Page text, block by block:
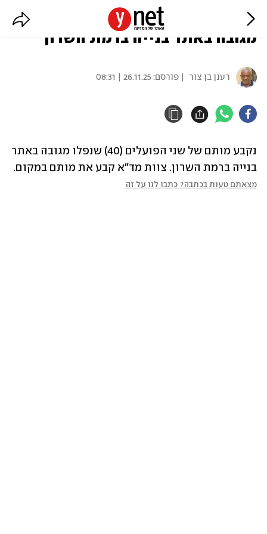
נקבע מותם של שני הפועלים שנפלו
מגובה באתר בנייה ברמת השרון
רענן בן צור | פורסם: 26.11.25 | 08:31
בנייה ברמת השרון. צוות מד"א קבע את מותם במקום.
מצאתם טעות בכתבה? כתבו לנו על זה